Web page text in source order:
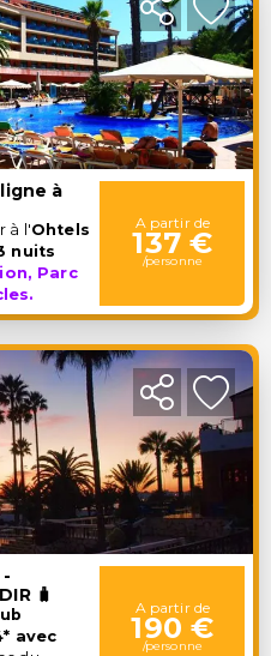
à
à l'Ohtels
nuits
Parc
A partir de
137 €
/personne
🧳
avec
A partir de
190 €
/personne